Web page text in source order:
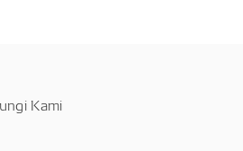
Kami